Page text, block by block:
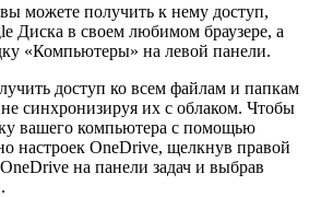
можете получить к нему доступ,
Диска в своем любимом браузере, а
«Компьютеры» на левой панели.
доступ ко всем файлам и папкам
синхронизируя их с облаком. Чтобы
вашего компьютера с помощью
настроек OneDrive, щелкнув правой
на панели задач и выбрав